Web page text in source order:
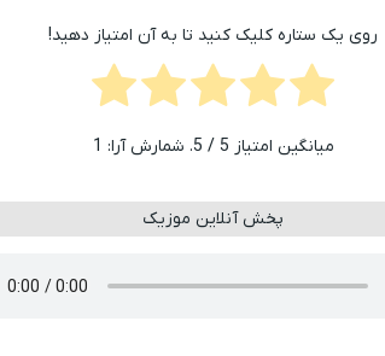
روی یک ستاره کلیک کنید تا به آن امتیاز دهید!
میانگین امتیاز 5 / 5. شمارش آرا: 1
پخش آنلاین موزیک